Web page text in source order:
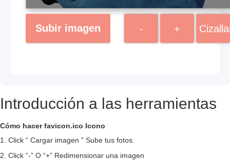
Subir imagen
Introducción a las herramientas
Cómo hacer favicon.ico Icono
1. Click “ Cargar imagen ” Sube tus fotos.
2. Click “-” O “+” Redimensionar una imagen